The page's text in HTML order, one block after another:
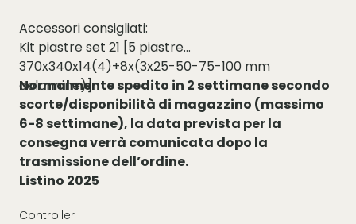
Accessori consigliati:
Kit piastre set 21 [5 piastre
370x340x14(4)+8x(3x25-50-75-100 mm
colonnine)]
Normalmente spedito in 2 settimane secondo
scorte/disponibilità di magazzino (massimo
6-8 settimane), la data prevista per la
consegna verrà comunicata dopo la
trasmissione dell’ordine.
Listino 2025
Controller